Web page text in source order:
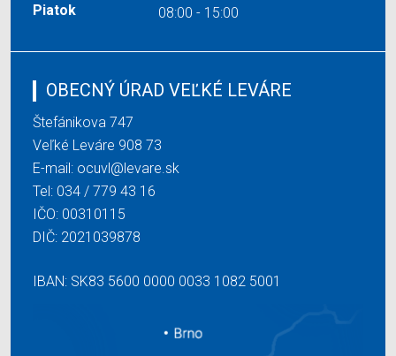
Piatok
08:00 - 15:00
OBECNÝ ÚRAD VEĽKÉ LEVÁRE
Štefánikova 747
Veľké Leváre 908 73
E-mail: ocuvl@levare.sk
Tel: 034 / 779 43 16
IČO: 00310115
DIČ: 2021039878
IBAN: SK83 5600 0000 0033 1082 5001